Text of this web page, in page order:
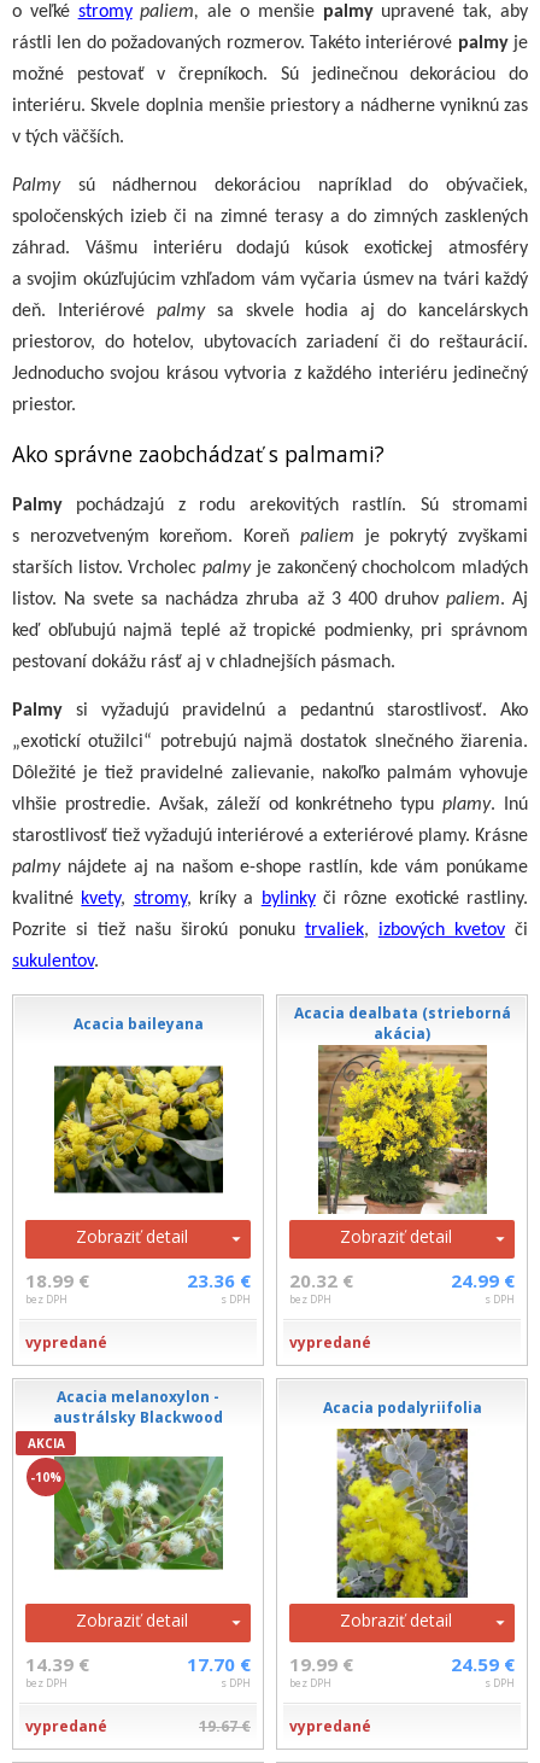
o veľké stromy paliem, ale o menšie palmyupravené tak, aby
rástli len do požadovaných rozmerov. Takéto interiérové palmyje
možné pestovať v črepníkoch. Sú jedinečnou dekoráciou do
interiéru. Skvele doplnia menšie priestory a nádherne vyniknú zas
v tých väčších.
Palmysú nádhernou dekoráciou napríklad do obývačiek,
spoločenských izieb či na zimné terasy a do zimných zasklených
záhrad. Vášmu interiéru dodajú kúsok exotickej atmosféry
a svojim okúzľujúcim vzhľadom vám vyčaria úsmev na tvári každý
deň. Interiérové palmysa skvele hodia aj do kancelárskych
priestorov, do hotelov, ubytovacích zariadení či do reštaurácií.
Jednoducho svojou krásou vytvoria z každého interiéru jedinečný
priestor.
Ako správne zaobchádzať s palmami?
Palmy pochádzajú z rodu arekovitých rastlín. Sú stromami
s nerozvetveným koreňom. Koreň paliem je pokrytý zvyškami
starších listov. Vrcholecpalmyje zakončený chocholcom mladých
listov. Na svete sa nachádza zhruba až 3 400 druhov paliem. Aj
keď obľubujú najmä teplé až tropické podmienky, pri správnom
pestovaní dokážu rásť aj v chladnejších pásmach.
Palmy si vyžadujú pravidelnú a pedantnú starostlivosť. Ako
„exotickí otužilci“ potrebujú najmä dostatok slnečného žiarenia.
Dôležité je tiež pravidelné zalievanie, nakoľko palmám vyhovuje
vlhšie prostredie. Avšak, záleží od konkrétneho typuplamy. Inú
starostlivosť tiež vyžadujú interiérové a exteriérové plamy. Krásne
palmynájdete aj na našom e-shope rastlín, kde vám ponúkame
kvalitné kvety, stromy, kríky a bylinkyči rôzne exotické rastliny.
Pozrite si tiež našu širokú ponuku trvaliek, izbových kvetovči
sukulentov.
Acacia baileyana
Zobraziť detail
18.99 €
bez DPH
23.36 €
s DPH
vypredané
Acacia dealbata (strieborná
akácia)
Zobraziť detail
20.32 €
bez DPH
24.99 €
s DPH
vypredané
Acacia melanoxylon -
austrálsky Blackwood
AKCIA
-10%
Zobraziť detail
14.39 €
bez DPH
17.70 €
s DPH
vypredané 19.67 €
Acacia podalyriifolia
Zobraziť detail
19.99 €
bez DPH
24.59 €
s DPH
vypredané